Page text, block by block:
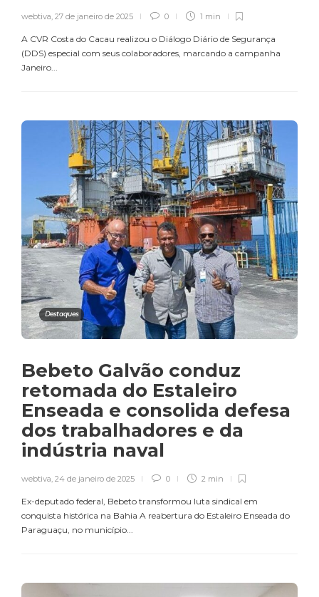
webtiva 27 de janeiro de 2025 0 1 min
A CVR Costa do Cacau realizou o Diálogo Diário de Segurança
(DDS) especial com seus colaboradores, marcando a campanha
Janeiro...
Destaques
Bebeto Galvão conduz
retomada do Estaleiro
Enseada e consolida defesa
dos trabalhadores e da
indústria naval
webtiva, 24 de janeiro de 2025 0 2 min
Ex-deputado federal, Bebeto transformou luta sindical em
conquista histórica na Bahia A reabertura do Estaleiro Enseada do
Paraguaçu, no município...